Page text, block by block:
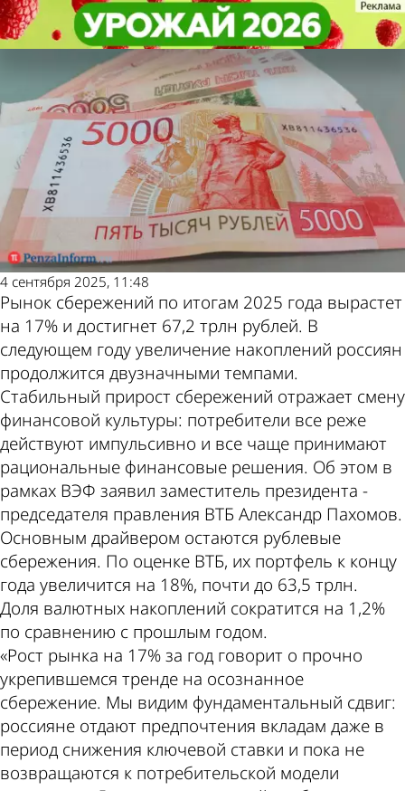
Рынок сбережений в России
вырастет на 17% к концу года
Экономика
4 сентября 2025, 11:48
Рынок сбережений по итогам 2025 года вырастет
на 17% и достигнет 67,2 трлн рублей. В
следующем году увеличение накоплений россиян
продолжится двузначными темпами.
Стабильный прирост сбережений отражает смену
финансовой культуры: потребители все реже
действуют импульсивно и все чаще принимают
рациональные финансовые решения. Об этом в
рамках ВЭФ заявил заместитель президента -
председателя правления ВТБ Александр Пахомов.
Основным драйвером остаются рублевые
сбережения. По оценке ВТБ, их портфель к концу
года увеличится на 18%, почти до 63,5 трлн.
Доля валютных накоплений сократится на 1,2%
по сравнению с прошлым годом.
«Рост рынка на 17% за год говорит о прочно
укрепившемся тренде на осознанное
сбережение. Мы видим фундаментальный сдвиг:
россияне отдают предпочтения вкладам даже в
период снижения ключевой ставки и пока не
возвращаются к потребительской модели
Рынок сбережений в России
вырастет на 17% к концу года
Экономика
Другие новости по
теме
Погода и курсы
валют в Пензе